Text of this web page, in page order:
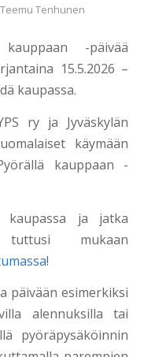
Teemu Tenhunen
-päivää
15.5.2026 –
kaupassa.
ry ja Jyväskylän
käymään
kauppaan -
kaupassa ja jatka
tuttusi mukaan
!
päivään esimerkiksi
alennuksilla tai
pyöräpysäköinnin